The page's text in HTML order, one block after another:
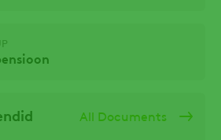
All Documents